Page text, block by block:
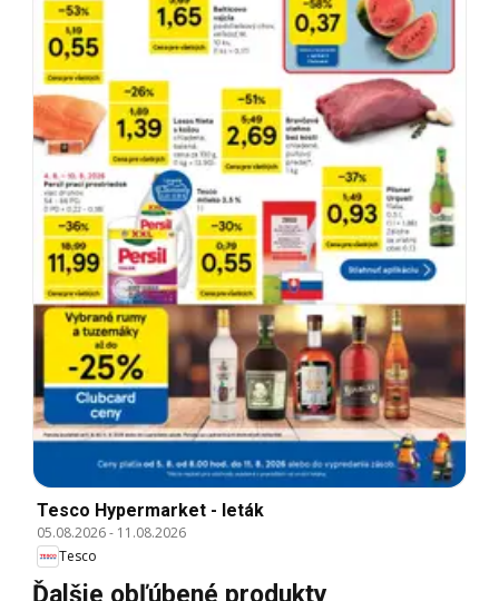
Tesco Hypermarket - leták
05.08.2026- 11.08.2026
Tesco
Ďalšie obľúbené produkty